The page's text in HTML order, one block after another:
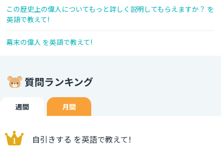
この歴史上の偉人についてもっと詳しく説明してもらえますか？ を
英語で教えて!
幕末の偉人 を英語で教えて!
質問ランキング
週間 月間
自引きする を英語で教えて!